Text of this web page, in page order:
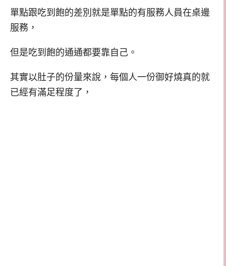
單點跟吃到飽的差別就是單點的有服務人員在桌邊
服務，
但是吃到飽的通通都要靠自己。
其實以肚子的份量來說，每個人一份御好燒真的就
已經有滿足程度了，